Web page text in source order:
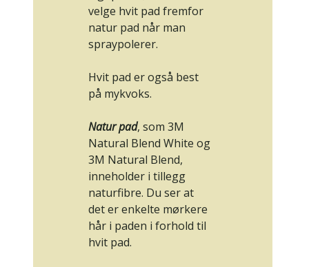
velge hvit pad fremfor
natur pad når man
spraypolerer.
Hvit pad er også best
på mykvoks.
Natur pad, som 3M
Natural Blend White og
3M Natural Blend,
inneholder i tillegg
naturfibre. Du ser at
det er enkelte mørkere
hår i paden i forhold til
hvit pad.